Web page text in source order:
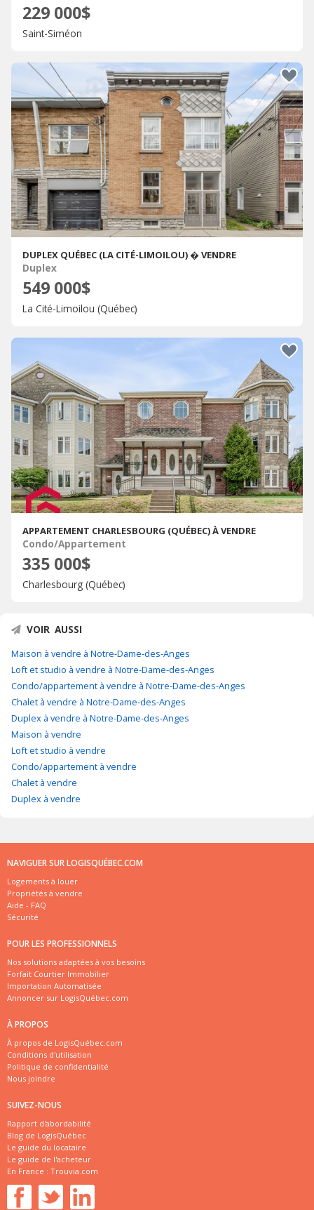
229 000$
Saint-Siméon
DUPLEX QUÉBEC (LA CITÉ-LIMOILOU) � VENDRE
Duplex
549 000$
La Cité-Limoilou (Québec)
APPARTEMENT CHARLESBOURG (QUÉBEC) À VENDRE
Condo/Appartement
335 000$
Charlesbourg (Québec)
VOIR AUSSI
Maison à vendre à Notre-Dame-des-Anges
Loft et studio à vendre à Notre-Dame-des-Anges
Condo/appartement à vendre à Notre-Dame-des-Anges
Chalet à vendre à Notre-Dame-des-Anges
Duplex à vendre à Notre-Dame-des-Anges
Maison à vendre
Loft et studio à vendre
Condo/appartement à vendre
Chalet à vendre
Duplex à vendre
NAVIGUER SUR LOGISQUÉBEC.COM
Logements à louer
Propriétés à vendre
Aide - FAQ
Sécurité
POUR LES PROFESSIONNELS
Nos solutions adaptées à vos besoins
Forfait Courtier Immobilier
Importation Automatisée
Annoncer sur LogisQuébec.com
À PROPOS
À propos de LogisQuébec.com
Conditions d'utilisation
Politique de confidentialité
Nous joindre
SUIVEZ-NOUS
Rapport d'abordabilité
Blog de LogisQuébec
Le guide du locataire
Le guide de l'acheteur
En France : Trouvia.com